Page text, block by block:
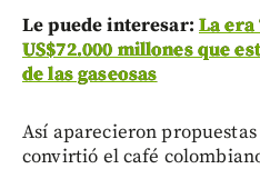
Le puede interesar: La era
US$72.000 millones que
de las gaseosas
Así aparecieron propuestas
convirtió el café